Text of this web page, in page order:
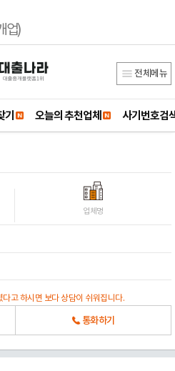
업)
전체메뉴
기 오늘의 추천업체 사기번호검
업체명
고 하시면 보다 상담이 쉬워집니다.
통화하기